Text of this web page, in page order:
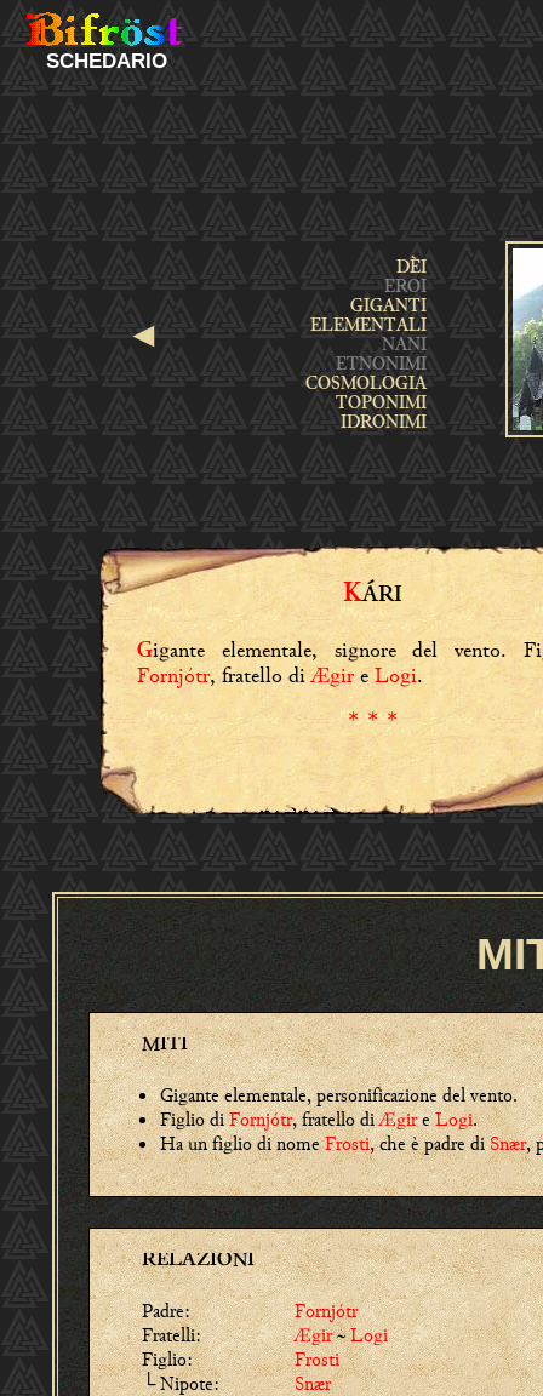
SCHEDARIO
◄
KÁRI
Gigante elementale, signore del vento.
Fornjótr, fratello diÆgir e Logi.
* * *
MITI
Gigante elementale, personificazione del vento.
Figlio diFornjótr, fratello diÆgireLogi.
Ha un figlio di nomeFrosti, che è padre diSnær,
RELAZIONI
Padre:
Fratelli:
Figlio:
└ Nipote:
Fornjótr
Ægir~Logi
Frosti
Snær